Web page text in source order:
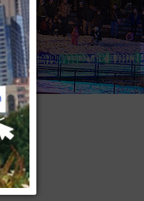
...